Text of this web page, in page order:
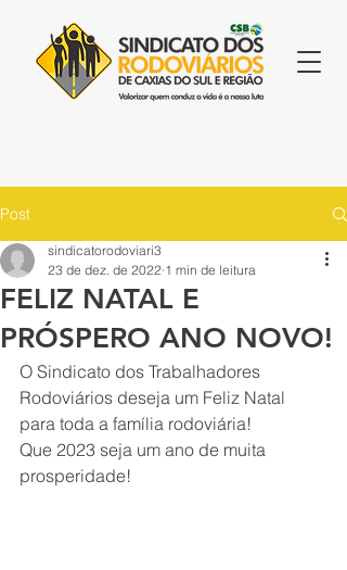
Post
FELIZ NATAL E
PRÓSPERO ANO NOVO!
sindicatorodoviari3
23 de dez. de 2022 1 min de leitura
O Sindicato dos Trabalhadores
Rodoviários deseja um Feliz Natal
para toda a família rodoviária!
Que 2023 seja um ano de muita
prosperidade!